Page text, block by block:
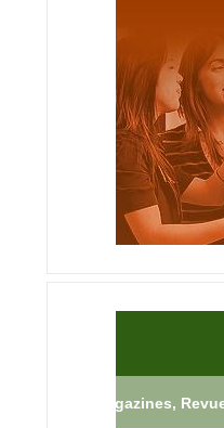
Magazines,